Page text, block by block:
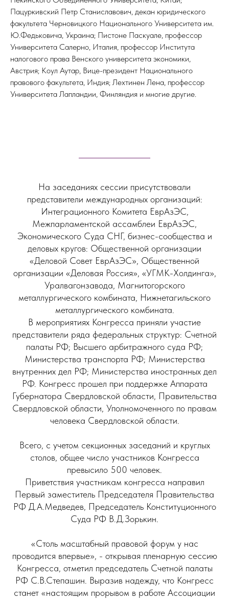
Пацуркивский Петр Станиславович, декан юридического
факультета Черновицкого Национального Университета им.
Ю.Федьковича, Украина; Пистоне Паскуале, профессор
Университета Салерно, Италия, профессор Института
налогового права Венского университета экономики,
Австрия; Коул Аутар, Вице-президент Национального
правового факультета, Индия; Лехтинен Лена, профессор
Университета Лапландии, Финляндия и многие другие.
На заседаниях сессии присутствовали
представители международных организаций:
Интеграционного Комитета ЕврАзЭС,
Межпарламентской ассамблеи ЕврАзЭС,
Экономического Суда СНГ, бизнес-сообщества и
деловых кругов: Общественной организации
«Деловой Совет ЕврАзЭС», Общественной
организации «Деловая Россия», «УГМК-Холдинга»,
Уралвагонзавода, Магнитогорского
металлургического комбината, Нижнетагильского
металлургического комбината.
В мероприятиях Конгресса приняли участие
представители ряда федеральных структур: Счетной
палаты РФ; Высшего арбитражного суда РФ;
Министерства транспорта РФ; Министерства
внутренних дел РФ; Министерства иностранных дел
РФ. Конгресс прошел при поддержке Аппарата
Губернатора Свердловской области, Правительства
Свердловской области, Уполномоченного по правам
человека Свердловской области.
Всего, с учетом секционных заседаний и круглых
столов, общее число участников Конгресса
превысило 500 человек.
Приветствия участникам конгресса направил
Первый заместитель Председателя Правительства
РФ Д.А.Медведев, Председатель Конституционного
Суда РФ В.Д.Зорькин.
«Столь масштабный правовой форум у нас
проводится впервые», - открывая пленарную сессию
Конгресса, отметил председатель Счетной палаты
РФ С.В.Степашин. Выразив надежду, что Конгресс
станет «настоящим прорывом в работе Ассоциации